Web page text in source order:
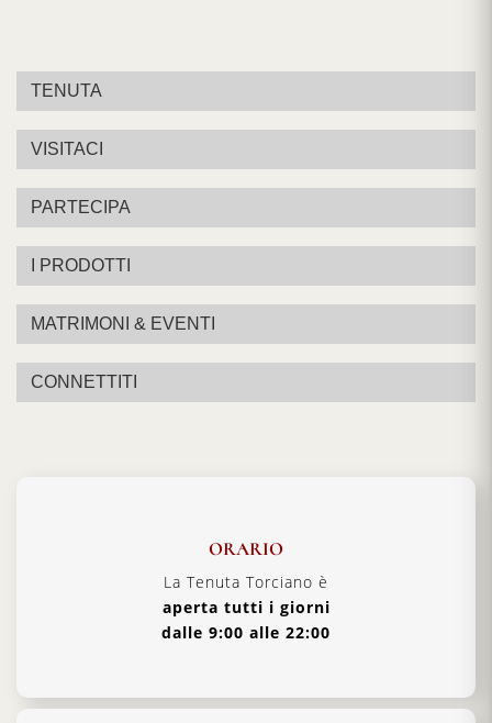
TENUTA
VISITACI
PARTECIPA
I PRODOTTI
MATRIMONI & EVENTI
CONNETTITI
ORARIO
La Tenuta Torciano è
aperta tutti i giorni
dalle 9:00 alle 22:00